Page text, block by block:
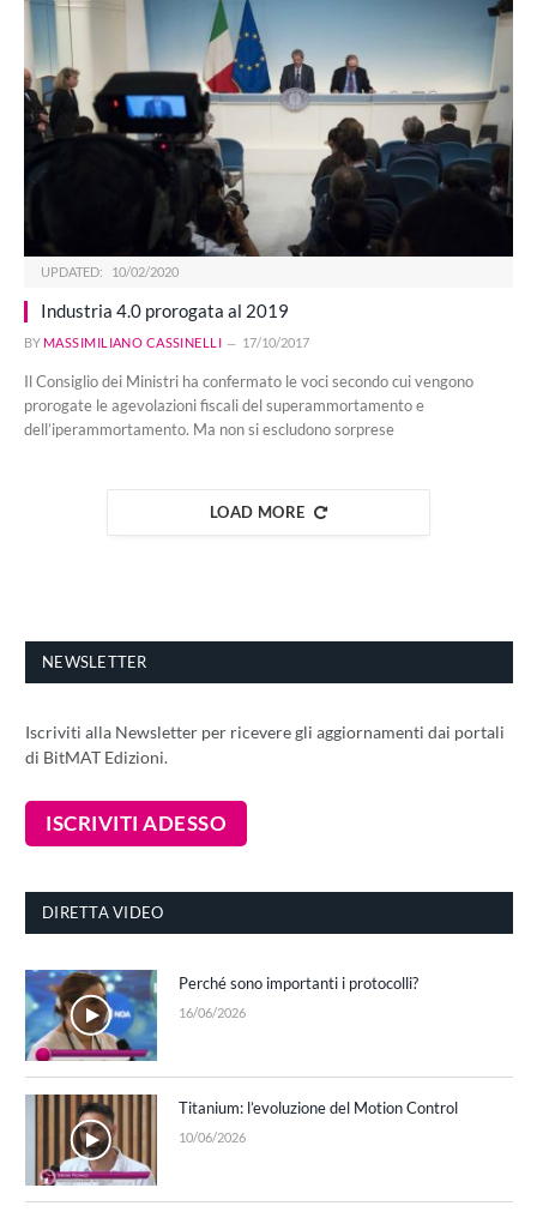
UPDATED: 10/02/2020
Industria 4.0 prorogata al 2019
BY MASSIMILIANO CASSINELLI 17/10/2017
Il Consiglio dei Ministri ha confermato le voci secondo cui vengono
prorogate le agevolazioni fiscali del superammortamento e
dell’iperammortamento. Ma non si escludono sorprese
LOAD MORE
NEWSLETTER
Iscriviti alla Newsletter per ricevere gli aggiornamenti dai portali
di BitMAT Edizioni.
DIRETTA VIDEO
Perché sono importanti i protocolli?
16/06/2026
Titanium: l’evoluzione del Motion Control
10/06/2026